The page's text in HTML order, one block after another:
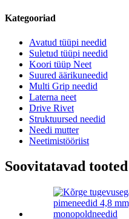
Kategooriad
Avatud tüüpi needid
Suletud tüüpi needid
Koori tüüp Neet
Suured äärikuneedid
Multi Grip needid
Laterna neet
Drive Rivet
Struktuursed needid
Needi mutter
Neetimistööriist
Soovitatavad tooted